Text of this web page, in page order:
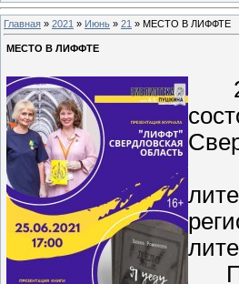
Главная » 2021 » Июнь » 21 » МЕСТО В ЛИФФТЕ
МЕСТО В ЛИФФТЕ
25